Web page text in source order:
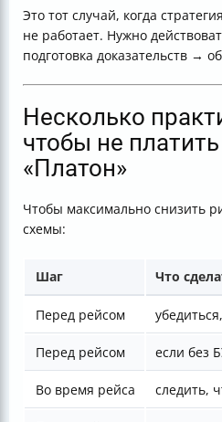
Это тот случай, когда
не работает. Нужно
подготовка доказательств →
Несколько
чтобы не
«Платон»
Чтобы максимально снизить
схемы:
Шаг Что
Перед рейсом
Перед рейсом если без
Во время рейса следить,